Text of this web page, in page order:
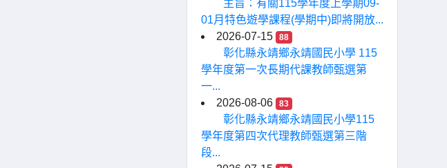
主旨：有關115學年度上學期09-
01月特色遊學課程(學期中)即將開放...
2026-07-15
88
彰化縣永靖鄉永靖國民小學 115
學年度第一次長期代課教師甄選第
一...
2026-08-06
83
彰化縣永靖鄉永靖國民小學115
學年度第四次代理教師甄選第三階
段...